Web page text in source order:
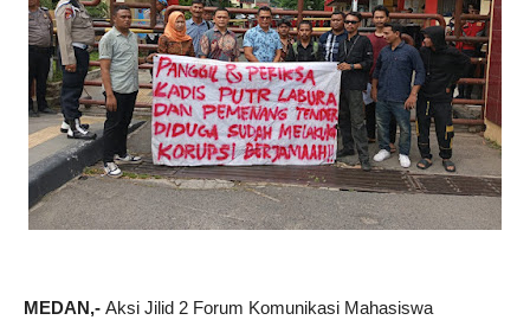
MEDAN,- Aksi Jilid 2 Forum Komunikasi Mahasiswa